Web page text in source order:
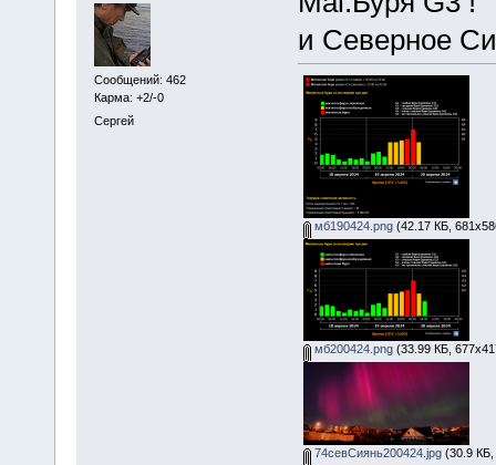
Сообщений: 462
Карма: +2/-0
Сергей
и Северное
мб190424.png(42.17 КБ,
мб200424.png(33.99 КБ,
74севСиянь200424.jpg(30.9 КБ,